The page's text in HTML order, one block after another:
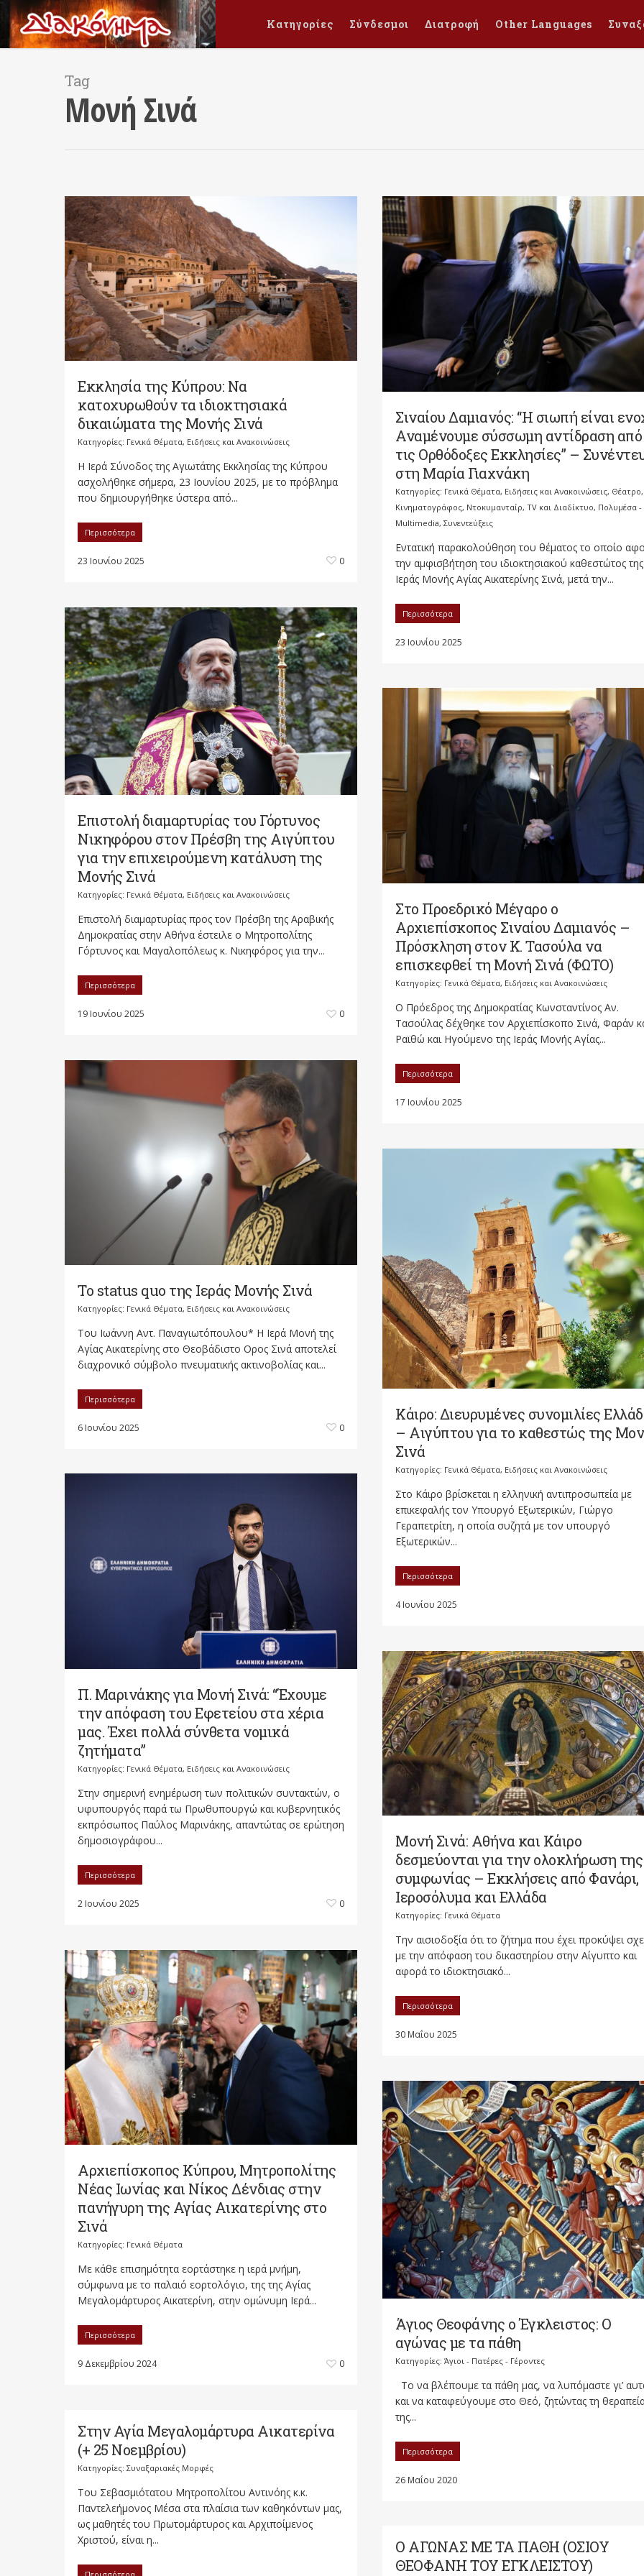
Κατηγορίες Σύνδεσμοι Διατροφή Other Languages
Tag
Μονή Σινά
Εκκλησία της Κύπρου: Να
κατοχυρωθούν τα ιδιοκτησιακά
δικαιώματα της Μονής Σινά
Κατηγορίες: Γενικά Θέματα, Ειδήσεις και Ανακοινώσεις
Η Ιερά Σύνοδος της Αγιωτάτης Εκκλησίας της Κύπρου
ασχολήθηκε σήμερα, 23 Ιουνίου 2025, με το πρόβλημα
που δημιουργήθηκε ύστερα από...
Περισσότερα
23 Ιουνίου 2025 0
Σιναίου Δαμιανός: “Η σιωπή είναι
Αναμένουμε σύσσωμη αντίδραση από
τις Ορθόδοξες Εκκλησίες” –
στη Μαρία Γιαχνάκη
Κατηγορίες: Γενικά Θέματα, Ειδήσεις και Ανακοινώσεις, Θέατρο,
Κινηματογράφος, Ντοκυμανταίρ, TV και Διαδίκτυο, Πολυμέσα -
Multimedia, Συνεντεύξεις
Εντατική παρακολούθηση του θέματος το οποίο
την αμφισβήτηση του ιδιοκτησιακού καθεστώτος της
Ιεράς Μονής Αγίας Αικατερίνης Σινά, μετά την...
Περισσότερα
23 Ιουνίου 2025
Επιστολή διαμαρτυρίας του Γόρτυνος
Νικηφόρου στον Πρέσβη της Αιγύπτου
για την επιχειρούμενη κατάλυση της
Μονής Σινά
Κατηγορίες: Γενικά Θέματα, Ειδήσεις και Ανακοινώσεις
Επιστολή διαμαρτυρίας προς τον Πρέσβη της Αραβικής
Δημοκρατίας στην Αθήνα έστειλε ο Μητροπολίτης
Γόρτυνος και Μαγαλοπόλεως κ. Νικηφόρος για την...
Περισσότερα
19 Ιουνίου 2025 0
Στο Προεδρικό Μέγαρο ο
Αρχιεπίσκοπος Σιναίου Δαμιανός –
Πρόσκληση στον Κ. Τασούλα να
επισκεφθεί τη Μονή Σινά (ΦΩΤΟ)
Κατηγορίες: Γενικά Θέματα, Ειδήσεις και Ανακοινώσεις
Ο Πρόεδρος της Δημοκρατίας Κωνσταντίνος Αν.
Τασούλας δέχθηκε τον Αρχιεπίσκοπο Σινά, Φαράν
Ραϊθώ και Ηγούμενο της Ιεράς Μονής Αγίας...
Περισσότερα
17 Ιουνίου 2025
Το status quo της Ιεράς Μονής Σινά
Κατηγορίες: Γενικά Θέματα, Ειδήσεις και Ανακοινώσεις
Του Ιωάννη Αντ. Παναγιωτόπουλου* Η Ιερά Μονή της
Αγίας Αικατερίνης στο Θεοβάδιστο Ορος Σινά αποτελεί
διαχρονικό σύμβολο πνευματικής ακτινοβολίας και...
Περισσότερα
6 Ιουνίου 2025 0
Κάιρο: Διευρυμένες συνομιλίες
– Αιγύπτου για το καθεστώς της
Σινά
Κατηγορίες: Γενικά Θέματα, Ειδήσεις και Ανακοινώσεις
Στο Κάιρο βρίσκεται η ελληνική αντιπροσωπεία με
επικεφαλής τον Υπουργό Εξωτερικών, Γιώργο
Γεραπετρίτη, η οποία συζητά με τον υπουργό
Εξωτερικών...
Περισσότερα
4 Ιουνίου 2025
Π. Μαρινάκης για Μονή Σινά: “Έχουμε
την απόφαση του Εφετείου στα χέρια
μας. Έχει πολλά σύνθετα νομικά
ζητήματα”
Κατηγορίες: Γενικά Θέματα, Ειδήσεις και Ανακοινώσεις
Στην σημερινή ενημέρωση των πολιτικών συντακτών, ο
υφυπουργός παρά τω Πρωθυπουργώ και κυβερνητικός
εκπρόσωπος Παύλος Μαρινάκης, απαντώτας σε ερώτηση
δημοσιογράφου...
Περισσότερα
2 Ιουνίου 2025 0
Μονή Σινά: Αθήνα και Κάιρο
δεσμεύονται για την ολοκλήρωση της
συμφωνίας – Εκκλήσεις από Φανάρι,
Ιεροσόλυμα και Ελλάδα
Κατηγορίες: Γενικά Θέματα
Την αισιοδοξία ότι το ζήτημα που έχει προκύψει
με την απόφαση του δικαστηρίου στην Αίγυπτο και
αφορά το ιδιοκτησιακό...
Περισσότερα
30 Μαΐου 2025
Αρχιεπίσκοπος Κύπρου, Μητροπολίτης
Νέας Ιωνίας και Νίκος Δένδιας στην
πανήγυρη της Αγίας Αικατερίνης στο
Σινά
Κατηγορίες: Γενικά Θέματα
Με κάθε επισημότητα εορτάστηκε η ιερά μνήμη,
σύμφωνα με το παλαιό εορτολόγιο, της της Αγίας
Μεγαλομάρτυρος Αικατερίνη, στην ομώνυμη Ιερά...
Περισσότερα
9 Δεκεμβρίου 2024 0
Άγιος Θεοφάνης ο Έγκλειστος: Ο
αγώνας με τα πάθη
Κατηγορίες: Άγιοι - Πατέρες - Γέροντες
Το να βλέπουμε τα πάθη μας, να λυπόμαστε γι’
και να καταφεύγουμε στο Θεό, ζητώντας τη
της...
Περισσότερα
26 Μαΐου 2020
Στην Αγία Μεγαλομάρτυρα Αικατερίνα
(+ 25 Νοεμβρίου)
Κατηγορίες: Συναξαριακές Μορφές
Του Σεβασμιότατου Μητροπολίτου Αντινόης κ.κ.
Παντελεήμονος Μέσα στα πλαίσια των καθηκόντων μας,
ως μαθητές του Πρωτομάρτυρος και Αρχιποίμενος
Χριστού, είναι η...
Ο ΑΓΩΝΑΣ ΜΕ ΤΑ ΠΑΘΗ (ΟΣΙΟΥ
ΘΕΟΦΑΝΗ ΤΟΥ ΕΓΚΛΕΙΣΤΟΥ)